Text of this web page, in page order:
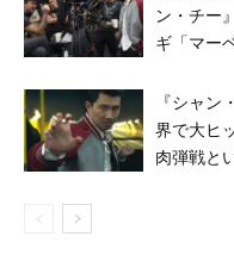
ン・チー
ギ「マー
『シャ
界で大ヒ
肉弾戦と